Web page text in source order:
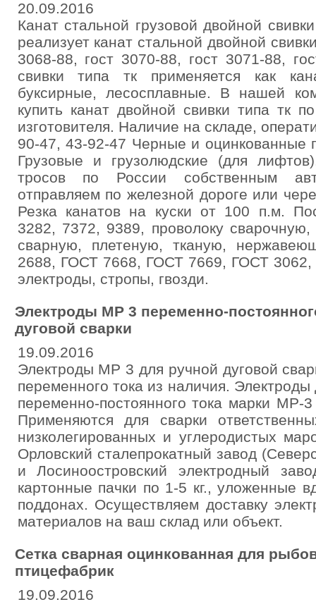
20.09.2016
Канат стальной грузовой двойной
реализует канат стальной двойной
3068-88, гост 3070-88, гост 3071-88,
свивки типа тк применяется как
буксирные, лесосплавные. В нашей
купить канат двойной свивки типа тк
изготовителя. Наличие на складе,
90-47, 43-92-47 Черные и
Грузовые и грузолюдские (для
тросов по России собственным
отправляем по железной дороге или
Резка канатов на куски от 100 п.м.
3282, 7372, 9389, проволоку сварочную,
сварную, плетеную, тканую,
2688, ГОСТ 7668, ГОСТ 7669, ГОСТ
электроды, стропы, гвозди.
Электроды МР 3 переменно-
дуговой сварки
19.09.2016
Электроды МР 3 для ручной дуговой
переменного тока из наличия. Электроды
переменно-постоянного тока марки
Применяются для сварки
низколегированных и углеродистых
Орловский сталепрокатный завод
и Лосиноостровский электродный
картонные пачки по 1-5 кг., уложенные
поддонах. Осуществляем доставку
материалов на ваш склад или объект.
Сетка сварная оцинкованная для
птицефабрик
19.09.2016